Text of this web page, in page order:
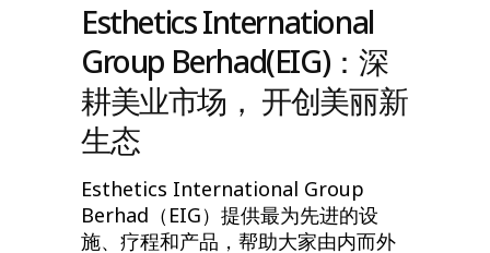
Esthetics International
Group Berhad(EIG)：深
耕美业市场， 开创美丽新
生态
Esthetics International Group
Berhad（EIG）提供最为先进的设
施、疗程和产品，帮助大家由内而外